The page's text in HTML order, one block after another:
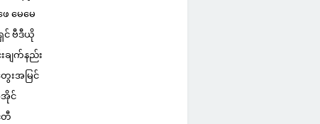
ေ မေမေ
င် ဗီဒီယို
ချက်နည်း
းအမြင်
င်